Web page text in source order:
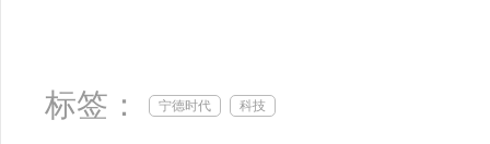
标签： 宁德时代 科技